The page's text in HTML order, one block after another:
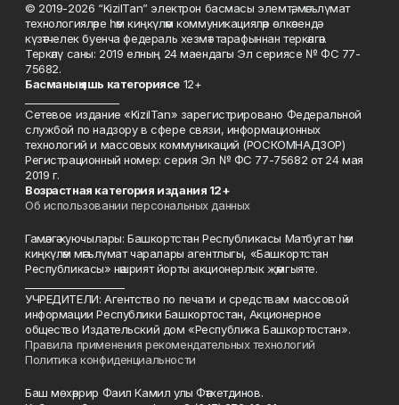
© 2019-2026 “KizilTan” электрон басмасы элемтә, мәгълүмат
технологияләре һәм киңкүләм коммуникацияләр өлкәсендә
күзәтчелек буенча федераль хезмәт тарафыннан теркәлгән.
Теркәлү саны: 2019 елның 24 маендагы Эл сериясе № ФС 77-
75682.
Басманың яшь категориясе12+
Сетевое издание «KizilTan» зарегистрировано Федеральной
службой по надзору в сфере связи, информационных
технологий и массовых коммуникаций (РОСКОМНАДЗОР)
Регистрационный номер: серия Эл № ФС 77-75682 от 24 мая
2019 г.
Возрастная категория издания 12+
Об использовании персональных данных
Гамәлгә куючылары: Башкортстан Республикасы Матбугат һәм
киңкүләм мәгълүмат чаралары агентлыгы, «Башкортстан
Республикасы» нәшрият йорты акционерлык җәмгыяте.
УЧРЕДИТЕЛИ: Агентство по печати и средствам массовой
информации Республики Башкортостан, Акционерное
общество Издательский дом «Республика Башкортостан».
Правила применения рекомендательных технологий
Политика конфиденциальности
Баш мөхәррир Фаил Камил улы Фәтхетдинов.